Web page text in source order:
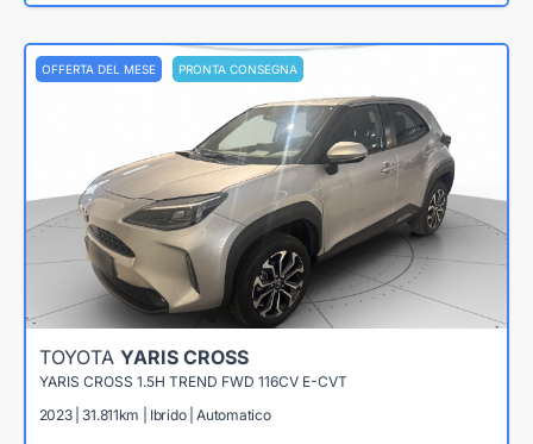
OFFERTA DEL MESE PRONTA CONSEGNA
TOYOTA YARIS CROSS
YARIS CROSS 1.5H TREND FWD 116CV E-CVT
2023 | 31.811km | Ibrido | Automatico